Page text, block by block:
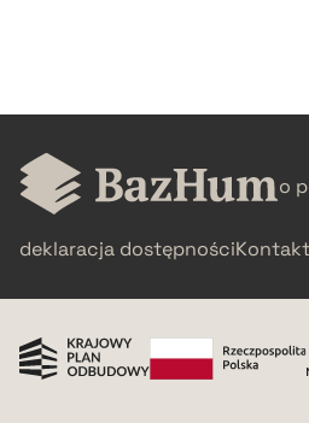
pobierz cytat
o
deklaracja dostępnościKontakt